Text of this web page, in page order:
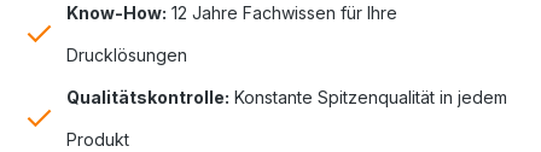
Know-How: 12 Jahre Fachwissen für Ihre
Drucklösungen
Qualitätskontrolle: Konstante Spitzenqualität in jedem
Produkt